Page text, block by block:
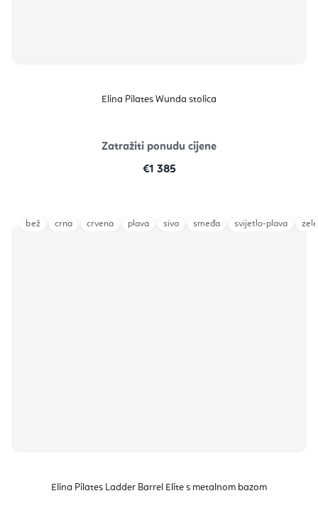
Elina Pilates Wunda stolica
Zatražiti ponudu cijene
€1 385
Elina Pilates Ladder Barrel Elite s metalnom bazom
bež crna crvena plava siva smeđa svijetlo-plava